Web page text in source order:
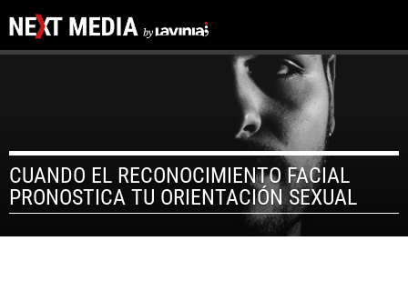
CUANDO EL RECONOCIMIENTO FACIAL
PRONOSTICA TU ORIENTACIÓN SEXUAL